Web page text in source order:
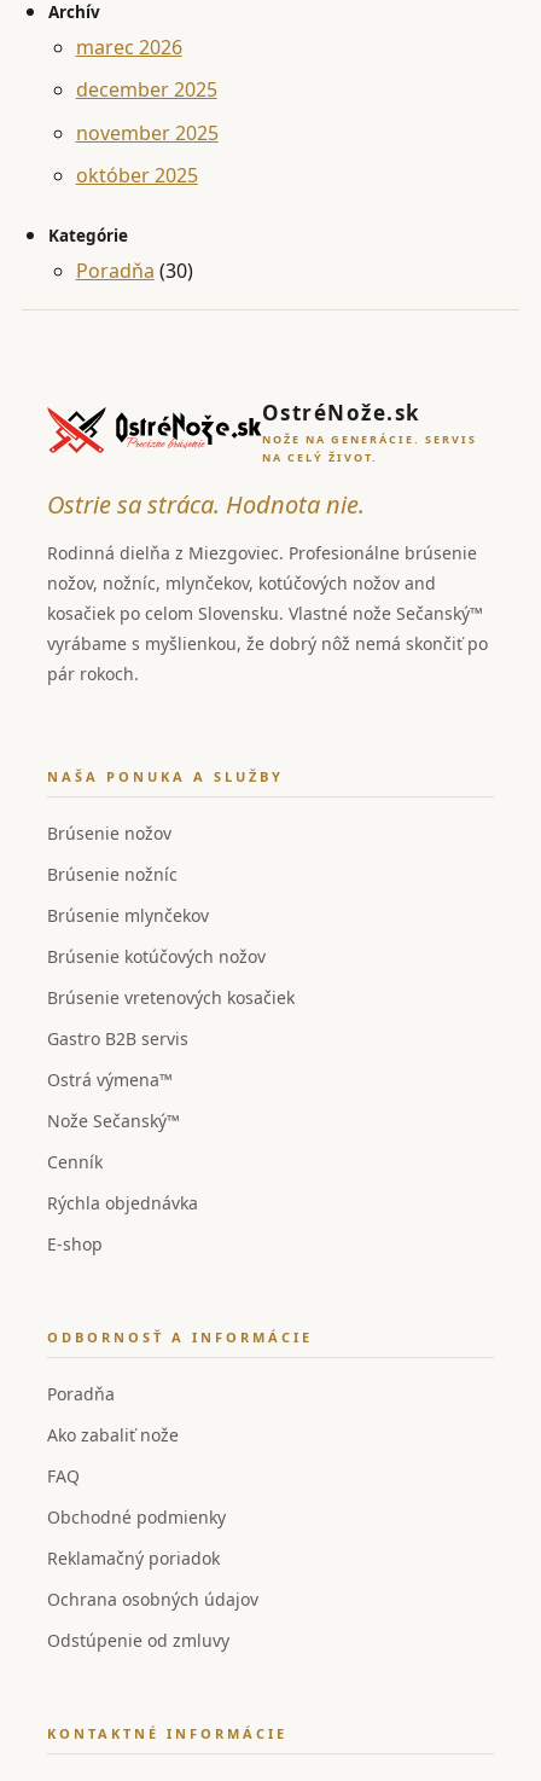
Archív
marec 2026
december 2025
november 2025
október 2025
Kategórie
Poradňa (30)
OstréNože.sk
NOŽE NA GENERÁCIE. SERVIS
NA CELÝ ŽIVOT.
Ostrie sa stráca. Hodnota nie.
Rodinná dielňa z Miezgoviec. Profesionálne brúsenie
nožov, nožníc, mlynčekov, kotúčových nožov and
kosačiek po celom Slovensku. Vlastné nože Sečanský™
vyrábame s myšlienkou, že dobrý nôž nemá skončiť po
pár rokoch.
NAŠA PONUKA A SLUŽBY
Brúsenie nožov
Brúsenie nožníc
Brúsenie mlynčekov
Brúsenie kotúčových nožov
Brúsenie vretenových kosačiek
Gastro B2B servis
Ostrá výmena™
Nože Sečanský™
Cenník
Rýchla objednávka
E-shop
ODBORNOSŤ A INFORMÁCIE
Poradňa
Ako zabaliť nože
FAQ
Obchodné podmienky
Reklamačný poriadok
Ochrana osobných údajov
Odstúpenie od zmluvy
KONTAKTNÉ INFORMÁCIE